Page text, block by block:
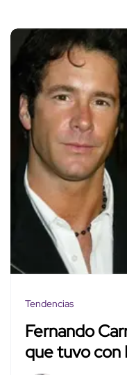
Tendencias
Fernando
que tuvo con